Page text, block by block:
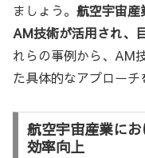
ましょう。 航空宇宙産
AM技術が活用され、
れらの事例から、AM
た具体的なアプローチ
航空宇宙産業に
効率向上